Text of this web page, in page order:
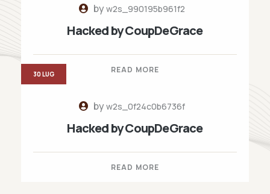
byw2s_990195b961f2
Hacked by CoupDeGrace
READ MORE
byw2s_0f24c0b6736f
Hacked by CoupDeGrace
READ MORE
30 LUG